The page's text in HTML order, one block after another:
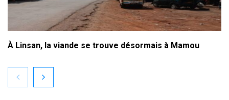
À Linsan, la viande se trouve désormais à Mamou